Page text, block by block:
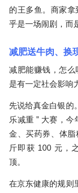
的王多鱼。商家
乎是一场闹剧，而
减肥送牛肉、换
减肥能赚钱，怎
是有一定社会影响
先说给真金白银的
乐减重 ” 大赛，
金、买药券、体
斤即获 100 元，
顶。
在京东健康的规则